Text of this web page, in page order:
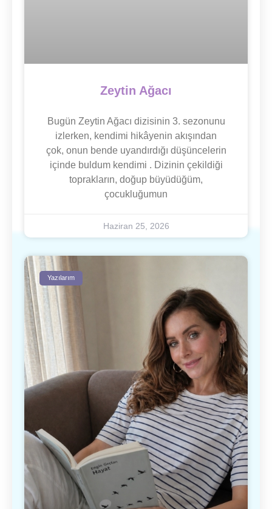
Zeytin Ağacı
Bugün Zeytin Ağacı dizisinin 3. sezonunu
izlerken, kendimi hikâyenin akışından
çok, onun bende uyandırdığı düşüncelerin
içinde buldum kendimi . Dizinin çekildiği
toprakların, doğup büyüdüğüm,
çocukluğumun
Haziran 25, 2026
Yazılarım